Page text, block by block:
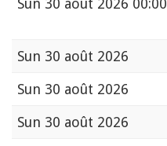
Sun 30 août 2026 00:00
Sun 30 août 2026
Sun 30 août 2026
Sun 30 août 2026